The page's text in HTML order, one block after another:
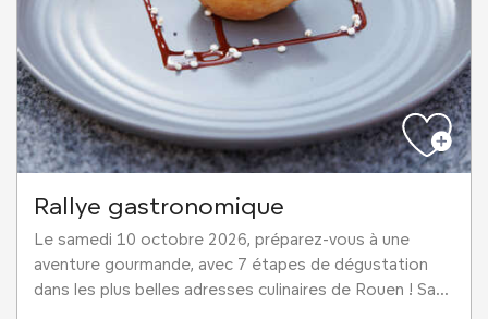
Rallye gastronomique
Le samedi 10 octobre 2026, préparez-vous à une
aventure gourmande, avec 7 étapes de dégustation
dans les plus belles adresses culinaires de Rouen ! Sa...